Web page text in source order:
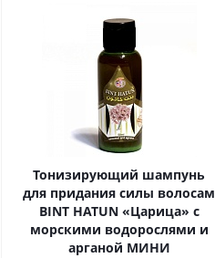
Тонизирующий шампунь
для придания силы волосам
BINT HATUN «Царица» с
морскими водорослями и
арганой МИНИ